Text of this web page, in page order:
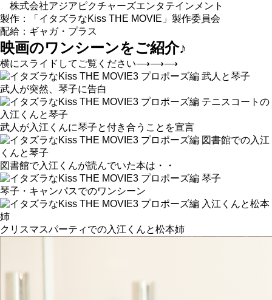
株式会社アジアピクチャーズエンタテインメント
製作：「イタズラなKiss THE MOVIE」製作委員会
配給：ギャガ・プラス
映画のワンシーンをご紹介♪
横にスライドしてご覧ください⟶⟶⟶
武人が突然、琴子に告白
武人が入江くんに琴子と付き合うことを宣言
図書館で入江くんが読んでいた本は・・
琴子・キャンパスでのワンシーン
クリスマスパーティでの入江くんと松本姉